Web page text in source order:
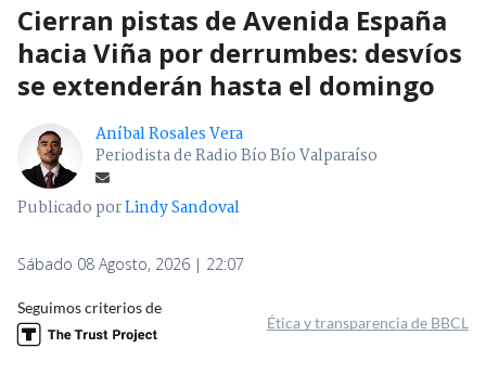
Cierran pistas de Avenida España
hacia Viña por derrumbes: desvíos
se extenderán hasta el domingo
Aníbal Rosales Vera
Periodista de Radio Bío Bío Valparaíso
Publicado porLindy Sandoval
Sábado 08 Agosto, 2026 | 22:07
Seguimos criterios de
Ética y transparencia de BBCL